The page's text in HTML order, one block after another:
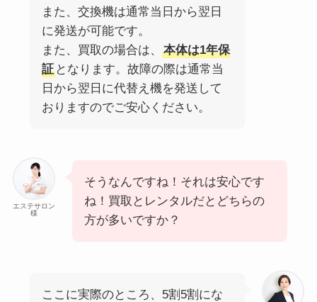
また、交換機は通常当日から翌日
に発送が可能です。
また、買取の場合は、
本体は1年保
証となります。故障の際は通常当
日から翌日に代替え機を発送して
おりますのでご安心ください。
エステサロン
様
そうなんですね！それは安心です
ね！買取とレンタルだとどちらの
方が多いですか？
ここに実際のところ、5割5割にな